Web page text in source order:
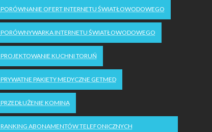
PORÓWNANIE OFERT INTERNETU ŚWIATŁOWODOWEGO
PORÓWNYWARKA INTERNETU ŚWIATŁOWODOWEGO
PROJEKTOWANIE KUCHNI TORUŃ
PRYWATNE PAKIETY MEDYCZNE GETMED
PRZEDŁUŻENIE KOMINA
RANKING ABONAMENTÓW TELEFONICZNYCH